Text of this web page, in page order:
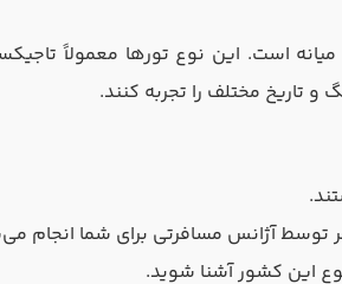
است. این نوع تورها معمولاً
تاریخ مختلف را تجربه کنند.
توسط آژانس مسافرتی برای شما انجام
این کشور آشنا شوید.